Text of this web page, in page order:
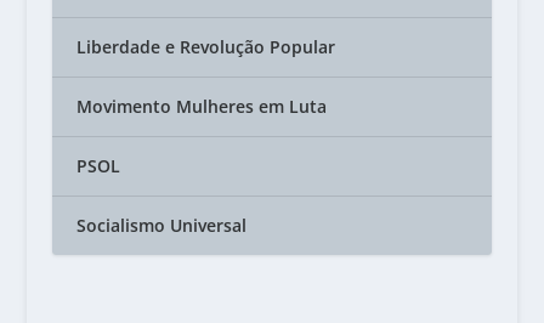
Liberdade e Revolução Popular
Movimento Mulheres em Luta
PSOL
Socialismo Universal